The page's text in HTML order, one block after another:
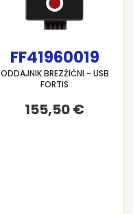
FF41960019
ODDAJNIK BREZŽIČNI - USB
FORTIS
155,50 €